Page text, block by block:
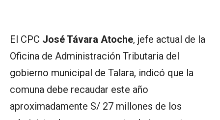
El CPC José Távara Atoche, jefe actual de la
Oficina de Administración Tributaria del
gobierno municipal de Talara, indicó que la
comuna debe recaudar este año
aproximadamente S/ 27 millones de los